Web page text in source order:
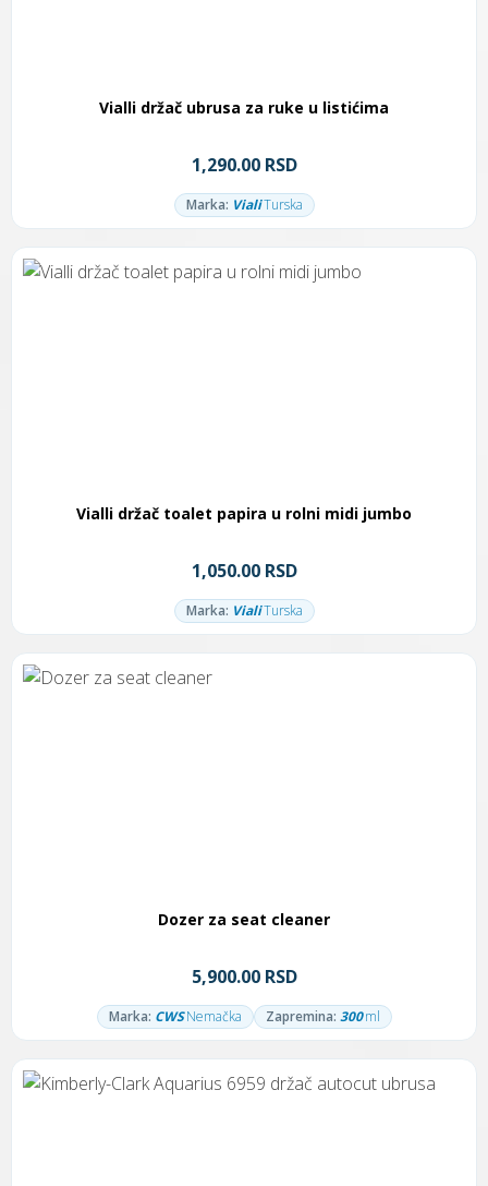
Vialli držač ubrusa za ruke u listićima
1,290.00 RSD
Marka: VialiTurska
Vialli držač toalet papira u rolni midi jumbo
1,050.00 RSD
Marka: VialiTurska
Dozer za seat cleaner
5,900.00 RSD
Marka: CWS Nemačka Zapremina: 300 ml